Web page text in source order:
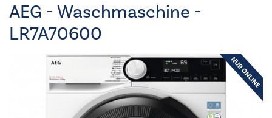
AEG - Waschmaschine -
LR7A70600